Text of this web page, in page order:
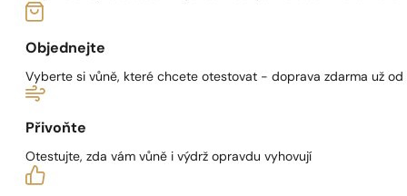
Objednejte
Vyberte si vůně, které chcete otestovat - doprava zdarma už
Přivoňte
Otestujte, zda vám vůně i výdrž opravdu vyhovují